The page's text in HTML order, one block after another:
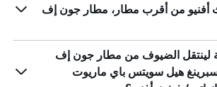
أفنيو من أقرب مطار، مطار جون إف
لينتقل الضيوف من مطار جون إف
سبرينغ هيل سويتس باي ماريوت